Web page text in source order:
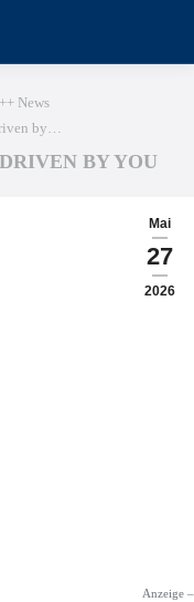
News
by…
BY YOU
Mai
27
2026
Anzeige –